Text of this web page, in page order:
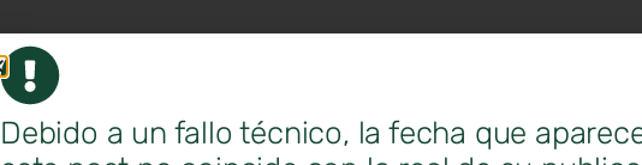
Debido a un fallo técnico, la fecha que